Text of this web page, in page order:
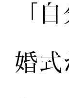
「
婚式